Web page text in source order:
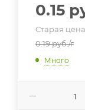
0.15
Старая цена
0.19руб./г
Много